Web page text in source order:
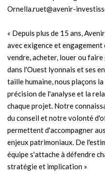
Ornella.ruet@avenir-
« Depuis plus de 15 ans,
avec exigence et
vendre, acheter, louer ou faire
dans l'Ouest lyonnais et ses
taille humaine, nous plaçons
précision de l'analyse et la
chaque projet. Notre
du conseil et notre volonté
permettent d'accompagner
enjeux patrimoniaux. De
équipe s'attache à défendre
stratégie et implication »